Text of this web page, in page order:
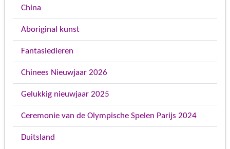
China
Aboriginal kunst
Fantasiedieren
Chinees Nieuwjaar 2026
Gelukkig nieuwjaar 2025
Ceremonie van de Olympische Spelen Parijs 2024
Duitsland